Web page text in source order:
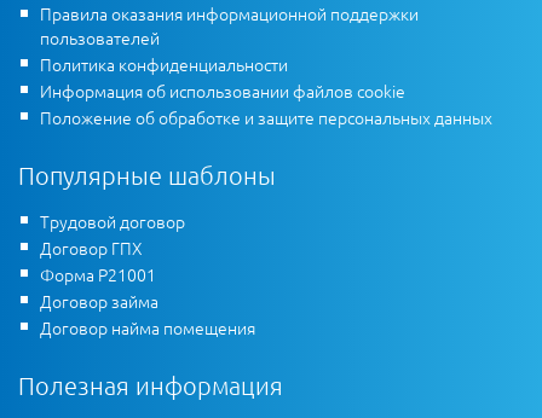
Правила оказания информационной поддержки
пользователей
Политика конфиденциальности
Информация об использовании файлов cookie
Положение об обработке и защите персональных данных
Популярные шаблоны
Трудовой договор
Договор ГПХ
Форма Р21001
Договор займа
Договор найма помещения
Полезная информация